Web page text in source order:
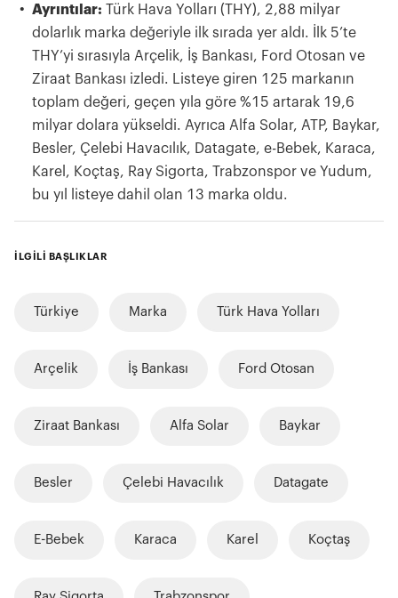
Ayrıntılar: Türk Hava Yolları (THY), 2,88 milyar
dolarlık marka değeriyle ilk sırada yer aldı. İlk 5’te
THY’yi sırasıyla Arçelik, İş Bankası, Ford Otosan ve
Ziraat Bankası izledi. Listeye giren 125 markanın
toplam değeri, geçen yıla göre %15 artarak 19,6
milyar dolara yükseldi. Ayrıca Alfa Solar, ATP, Baykar,
Besler, Çelebi Havacılık, Datagate, e-Bebek, Karaca,
Karel, Koçtaş, Ray Sigorta, Trabzonspor ve Yudum,
bu yıl listeye dahil olan 13 marka oldu.
İLGİLİ BAŞLIKLAR
Türkiye Marka Türk Hava Yolları
Arçelik İş Bankası Ford Otosan
Ziraat Bankası Alfa Solar Baykar
Besler Çelebi Havacılık Datagate
E-Bebek Karaca Karel Koçtaş